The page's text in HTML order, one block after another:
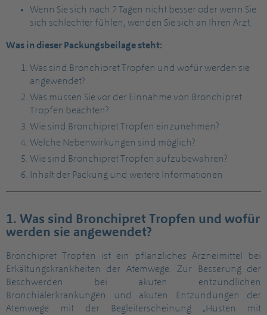
Wenn Sie sich nach 7 Tagen nicht besser oder wenn Sie
sich schlechter fühlen, wenden Sie sich an Ihren Arzt.
Was in dieser Packungsbeilage steht:
Was sind Bronchipret Tropfen und wofür werden sie
angewendet?
Was müssen Sie vor der Einnahme von Bronchipret
Tropfen beachten?
Wie sind Bronchipret Tropfen einzunehmen?
Welche Nebenwirkungen sind möglich?
Wie sind Bronchipret Tropfen aufzubewahren?
Inhalt der Packung und weitere Informationen
1. Was sind Bronchipret Tropfen und wofür
werden sie angewendet?
Bronchipret Tropfen ist ein pflanzliches Arzneimittel bei
Erkältungskrankheiten der Atemwege. Zur Besserung der
Beschwerden bei akuten entzündlichen
Bronchialerkrankungen und akuten Entzündungen der
Atemwege mit der Begleiterscheinung „Husten mit